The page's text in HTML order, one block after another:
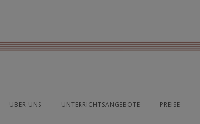
ÜBER UNS UNTERRICHTSANGEBOTE PREISE